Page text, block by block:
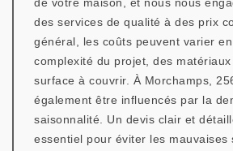
des services de qualité à des prix
général, les coûts peuvent varier
complexité du projet, des
surface à couvrir. À Morchamps,
également être influencés par la
saisonnalité. Un devis clair et
essentiel pour éviter les mauvaises